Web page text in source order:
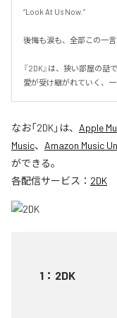
“Look At Us Now.”
後悔も涙も、全部この一言
『2DK』は、狭い部屋の話
愛が受け継がれていく、一
なお「2DK」は、 Apple
Music、 Amazon Music
ができる。
各配信サービス： 2DK
1 ： 2DK